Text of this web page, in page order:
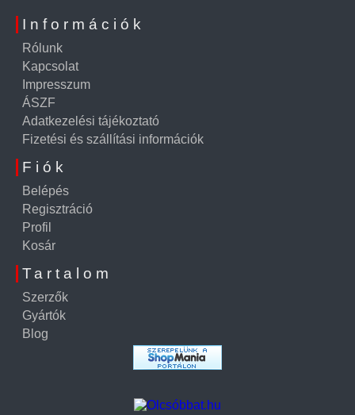
Információk
Rólunk
Kapcsolat
Impresszum
ÁSZF
Adatkezelési tájékoztató
Fizetési és szállítási információk
Fiók
Belépés
Regisztráció
Profil
Kosár
Tartalom
Szerzők
Gyártók
Blog